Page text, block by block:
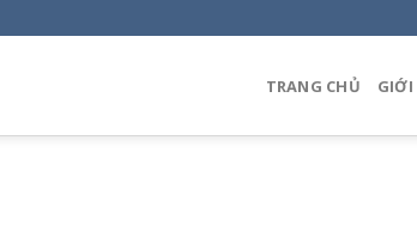
TRANG CHỦ GIỚI